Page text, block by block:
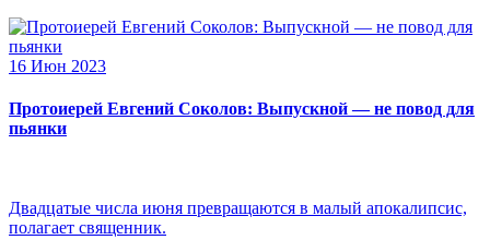
16 Июн 2023
Протоиерей Евгений Соколов: Выпускной — не повод для
пьянки
Двадцатые числа июня превращаются в малый апокалипсис,
полагает священник.